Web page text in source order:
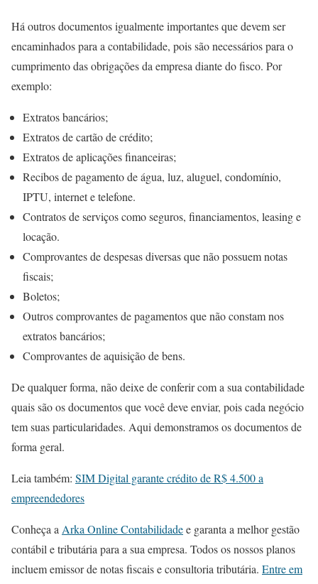
Há outros documentos igualmente importantes que devem ser
encaminhados para a contabilidade, pois são necessários para o
cumprimento das obrigações da empresa diante do fisco. Por
exemplo:
Extratos bancários;
Extratos de cartão de crédito;
Extratos de aplicações financeiras;
Recibos de pagamento de água, luz, aluguel, condomínio,
IPTU, internet e telefone.
Contratos de serviços como seguros, financiamentos, leasing e
locação.
Comprovantes de despesas diversas que não possuem notas
fiscais;
Boletos;
Outros comprovantes de pagamentos que não constam nos
extratos bancários;
Comprovantes de aquisição de bens.
De qualquer forma, não deixe de conferir com a sua contabilidade
quais são os documentos que você deve enviar, pois cada negócio
tem suas particularidades. Aqui demonstramos os documentos de
forma geral.
Leia também: SIM Digital garante crédito de R$ 4.500 a
empreendedores
Conheça a Arka Online Contabilidadee garanta a melhor gestão
contábil e tributária para a sua empresa. Todos os nossos planos
incluem emissor de notas fiscais e consultoria tributária. Entre em